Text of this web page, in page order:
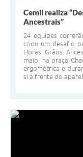
Cemil realiza
Ancestrais”
24 equipes
criou um desafio
Horas Grãos
maio, na praça
ergométrica e
si à frente do